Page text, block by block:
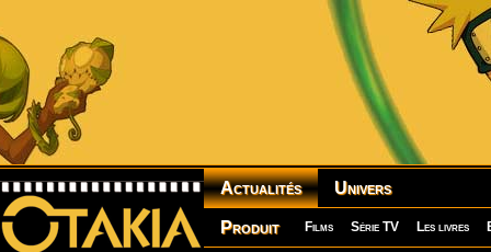
Actualités Univers
Produit Films Série TV Les livres